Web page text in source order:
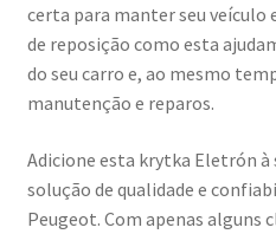
certa para manter seu veículo
de reposição como esta
do seu carro e, ao mesmo
manutenção e reparos.
Adicione esta krytka Eletrón à
solução de qualidade e
Peugeot. Com apenas alguns